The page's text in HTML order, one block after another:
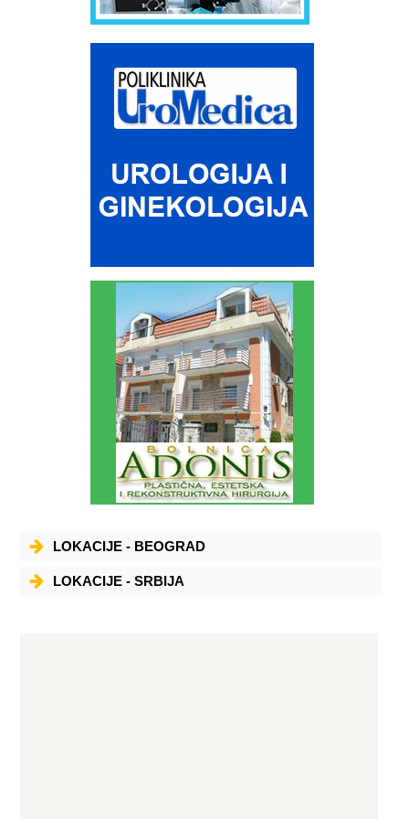
garantuje da na jednom mestu možete pronaći sve što Vam je
potrebno po najpristupačnijim cenama. Pored stalnog asortimana,
nabavljamo i drugu opremu po narudžbini ili na osnovu raspisanih
tendera. Opremamo medicinske ustanove bolničkim nameštajem i
rezervni delovi i servis su obezbedjeni, što našu uslugu čini još
kvalitetnijom. Od 2005. godine poslujemo po standardu kvaliteta ISO
9001:2000. U NOVI ŽIVOT SA NAMA
LOKACIJE - BEOGRAD
LOKACIJE - SRBIJA